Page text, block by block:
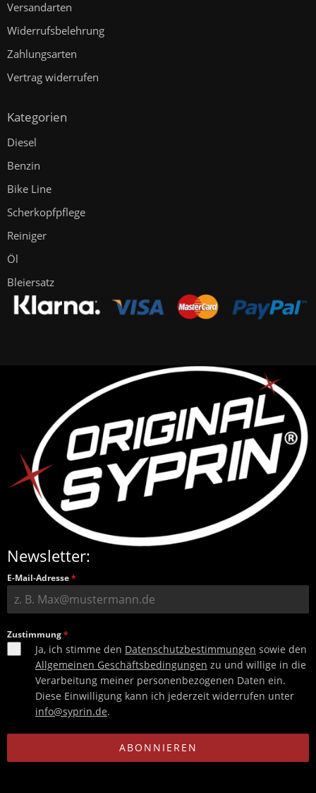
Versandarten
Widerrufsbelehrung
Zahlungsarten
Vertrag widerrufen
Kategorien
Diesel
Benzin
Bike Line
Scherkopfpflege
Reiniger
Öl
Bleiersatz
Newsletter:
E-Mail-Adresse*
Zustimmung*
Ja, ich stimme den Datenschutzbestimmungen sowie den
Allgemeinen Geschäftsbedingungen zu und willige in die
Verarbeitung meiner personenbezogenen Daten ein.
Diese Einwilligung kann ich jederzeit widerrufen unter
info@syprin.de.
ABONNIEREN